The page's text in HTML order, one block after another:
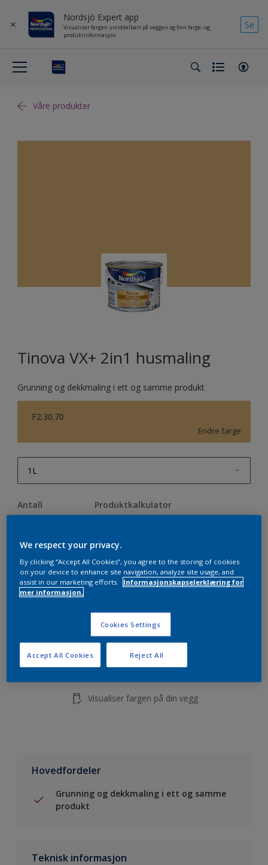
Nordsjö Expert app
Visualiser fargen umiddelbart på veggen og finn farge- og
produktinformasjon
Se
Våre produkter
Tinova VX+ 2in1 husmaling
Grunning og dekkmaling i ett og samme produkt
F2.30.70
Endre farge
1L
2,5L
10L
Antall Produktkalkulator
Finn en forhandler
Visualiser fargen på din vegg
Hovedfordeler
Grunning og dekkmaling i ett og samme
produkt
Teknisk informasjon
We respect your privacy.
By clicking “Accept All Cookies”, you agree to the storing of cookies
on your device to enhance site navigation, analyze site usage, and
assist in our marketing efforts.
Informasjonskapselerklæring for
mer informasjon.
Cookies Settings
Reject All
Accept All Cookies